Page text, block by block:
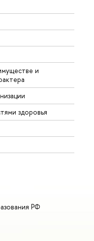
и
здоровья
РФ